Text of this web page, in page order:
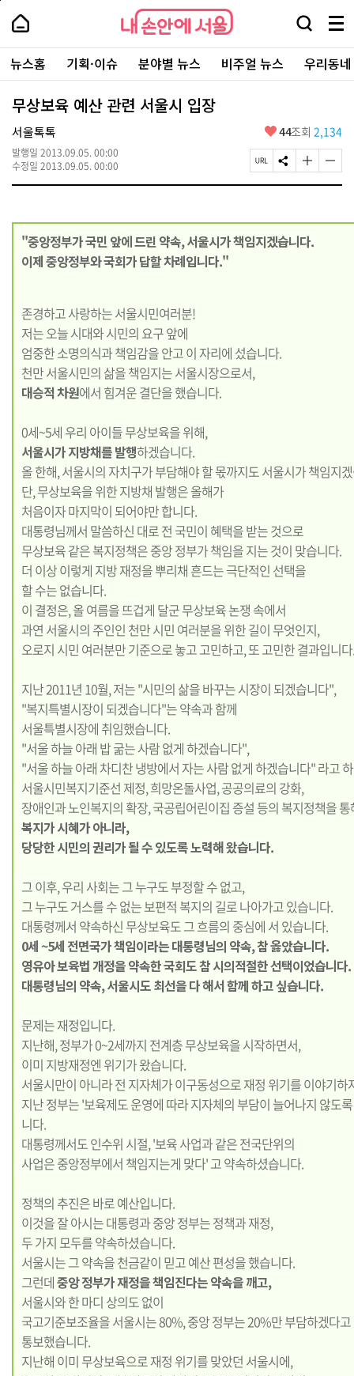
본
로
가
내
손
안
에
서
울
-
서
울
시
대
표
소
털
내
손
에
울
검
창
열
기
메
뉴
전
체
보
주
요
서
뉴스홈 기획·이슈 분야별 뉴스 비주얼 뉴스 우리동
무상보육 예산 관련 서울시 입장
서울톡톡
발행일 2013.09.05. 00:00
수정일 2013.09.05. 00:00
좋
요
44조회 2,134
페
이
R
L
복
S
N
유
하
기
글
자
크
게
변
글
자
작
"중앙정부가 국민 앞에 드린 약속, 서울시가 책임지겠습니다.
이제 중앙정부와 국회가 답할 차례입니다."
존경하고 사랑하는 서울시민여러분!
저는 오늘 시대와 시민의 요구 앞에
엄중한 소명의식과 책임감을 안고 이 자리에 섰습니다.
천만 서울시민의 삶을 책임지는 서울시장으로서,
대승적 차원에서 힘겨운 결단을 했습니다.
0세~5세 우리 아이들 무상보육을 위해,
서울시가 지방채를 발행하겠습니다.
올 한해, 서울시의 자치구가 부담해야 할 몫까지도 서울시가 책임지
단, 무상보육을 위한 지방채 발행은 올해가
처음이자 마지막이 되어야만 합니다.
대통령님께서 말씀하신 대로 전 국민이 혜택을 받는 것으로
무상보육 같은 복지정책은 중앙 정부가 책임을 지는 것이 맞습니다.
더 이상 이렇게 지방 재정을 뿌리채 흔드는 극단적인 선택을
할 수는 없습니다.
이 결정은, 올 여름을 뜨겁게 달군 무상보육 논쟁 속에서
과연 서울시의 주인인 천만 시민 여러분을 위한 길이 무엇인지,
오로지 시민 여러분만 기준으로 놓고 고민하고, 또 고민한 결과입니다.
지난 2011년 10월, 저는 "시민의 삶을 바꾸는 시장이 되겠습니다",
"복지특별시장이 되겠습니다"는 약속과 함께
서울특별시장에 취임했습니다.
"서울 하늘 아래 밥 굶는 사람 없게 하겠습니다",
"서울 하늘 아래 차디찬 냉방에서 자는 사람 없게 하겠습니다" 라고
서울시민복지기준선 제정, 희망온돌사업, 공공의료의 강화,
장애인과 노인복지의 확장, 국공립어린이집 증설 등의 복지정책을 통
복지가 시혜가 아니라,
당당한 시민의 권리가 될 수 있도록 노력해 왔습니다.
그 이후, 우리 사회는 그 누구도 부정할 수 없고,
그 누구도 거스를 수 없는 보편적 복지의 길로 나아가고 있습니다.
대통령께서 약속하신 무상보육도 그 흐름의 중심에 서 있습니다.
0세 ~5세 전면국가 책임이라는 대통령님의 약속, 참 옳았습니다.
영유아 보육법 개정을 약속한 국회도 참 시의적절한 선택이었습니다.
대통령님의 약속, 서울시도 최선을 다 해서 함께 하고 싶습니다.
문제는 재정입니다.
지난해, 정부가 0~2세까지 전계층 무상보육을 시작하면서,
이미 지방재정엔 위기가 왔습니다.
서울시만이 아니라 전 지자체가 이구동성으로 재정 위기를 이야기하
지난 정부는 '보육제도 운영에 따라 지자체의 부담이 늘어나지 않도
니다.
대통령께서도 인수위 시절, '보육 사업과 같은 전국단위의
사업은 중앙정부에서 책임지는게 맞다' 고 약속하셨습니다.
정책의 추진은 바로 예산입니다.
이것을 잘 아시는 대통령과 중앙 정부는 정책과 재정,
두 가지 모두를 약속하셨습니다.
서울시는 그 약속을 천금같이 믿고 예산 편성을 했습니다.
그런데중앙 정부가 재정을 책임진다는 약속을 깨고,
서울시와 한 마디 상의도 없이
국고기준보조율을 서울시는 80%, 중앙 정부는 20%만 부담하겠다고
통보했습니다.
지난해 이미 무상보육으로 재정 위기를 맞았던 서울시에,
페
상
단
로